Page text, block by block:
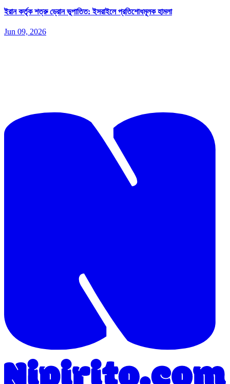
ইরান কর্তৃক শত্রু ড্রোন ভূপাতিত: ইসরাইলে প্রতিশোধমূলক হামলা
Jun 09, 2026